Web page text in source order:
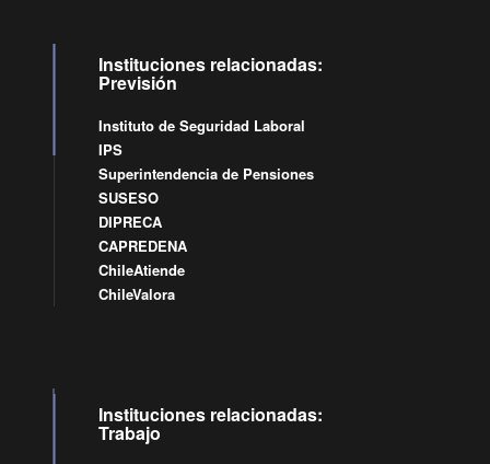
Instituciones relacionadas:
Previsión
Instituto de Seguridad Laboral
IPS
Superintendencia de Pensiones
SUSESO
DIPRECA
CAPREDENA
ChileAtiende
ChileValora
Instituciones relacionadas:
Trabajo